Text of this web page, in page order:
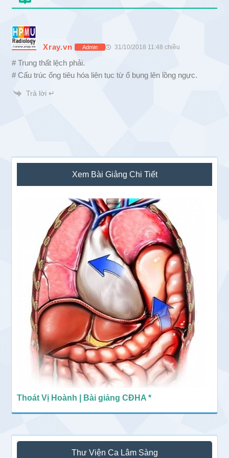
Xray.vn Admin 31/10/2018 11:48 chiều
# Trung thất lệch phải.
# Cấu trúc ống tiêu hóa liên tục từ ổ bụng lên lồng ngực.
Trả lời ↵
Sidebar
chính
Xem Bài Giảng Chi Tiết
Thoát Vị Hoành | Bài giảng CĐHA *
Thư Viện Ca Lâm Sàng